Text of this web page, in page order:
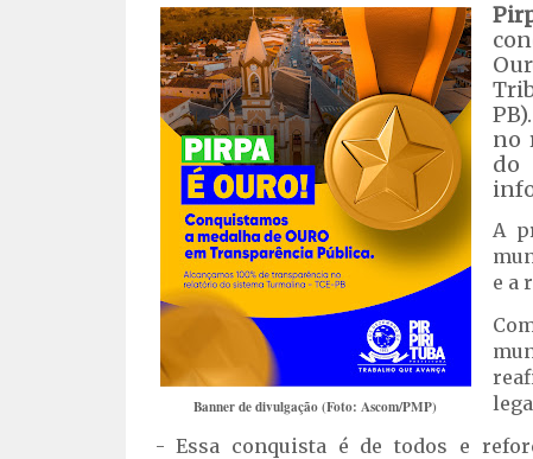
Banner de divulgação (Foto: Ascom/PMP)
no
do
A
e a
- Essa conquista é de todos e